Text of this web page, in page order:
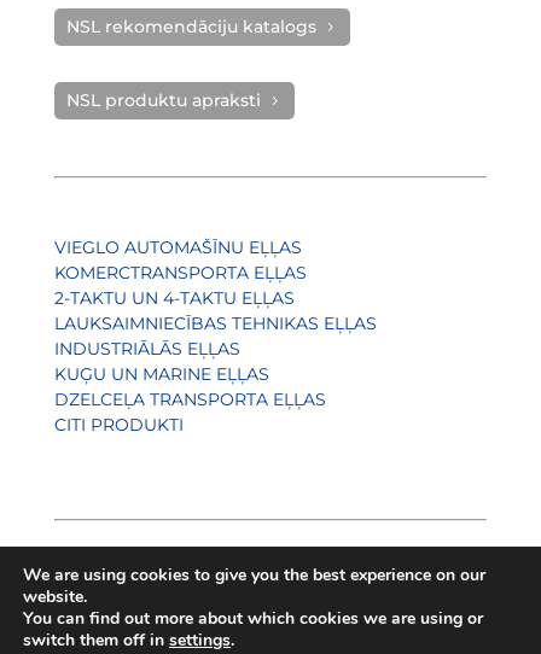
NSL rekomendāciju katalogs
NSL produktu apraksti
VIEGLO AUTOMAŠĪNU EĻĻAS
KOMERCTRANSPORTA EĻĻAS
2-TAKTU UN 4-TAKTU EĻĻAS
LAUKSAIMNIECĪBAS TEHNIKAS EĻĻAS
INDUSTRIĀLĀS EĻĻAS
KUĢU UN MARINE EĻĻAS
DZELCEĻA TRANSPORTA EĻĻAS
CITI PRODUKTI
We are using cookies to give you the best experience on our
website.
You can find out more about which cookies we are using or
switch them off in settings.